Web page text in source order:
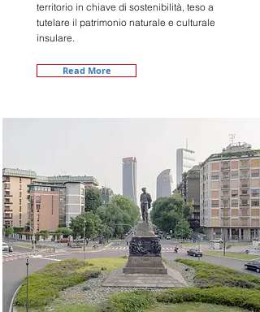
territorio in chiave di sostenibilità, teso a
tutelare il patrimonio naturale e culturale
insulare.
Read More